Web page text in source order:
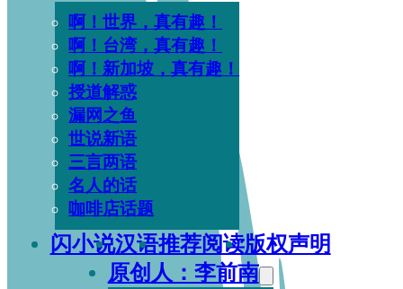
啊！世界，真有趣！
啊！台湾，真有趣！
啊！新加坡，真有趣！
授道解惑
漏网之鱼
世说新语
三言两语
名人的话
咖啡店话题
闪小说汉语推荐阅读版权声明
原创人：李前南